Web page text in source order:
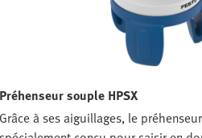
Préhenseur souple HPSX
Grâce à ses aiguillages, le